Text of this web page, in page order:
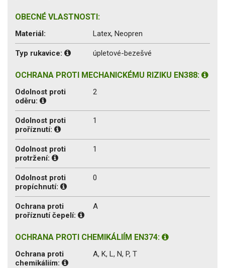
OBECNÉ VLASTNOSTI:
Materiál: Latex, Neopren
Typ rukavice: úpletové-bezešvé
OCHRANA PROTI MECHANICKÉMU RIZIKU EN388:
Odolnost proti
oděru:
2
Odolnost proti
proříznutí:
1
Odolnost proti
protržení:
1
Odolnost proti
propíchnutí:
0
Ochrana proti
proříznutí čepelí:
A
OCHRANA PROTI CHEMIKÁLIÍM EN374:
Ochrana proti
chemikáliím:
A, K, L, N, P, T